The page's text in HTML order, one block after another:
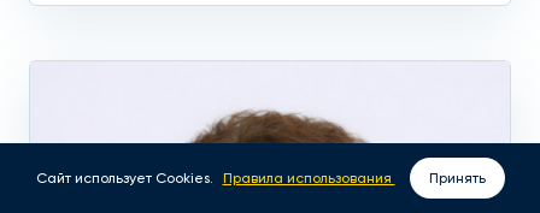
Сайт использует Cookies. Правила использования Принять
ВЫЗОВ ВРАЧА НА ДОМ ЗАПИСАТЬСЯ ОНЛАЙН